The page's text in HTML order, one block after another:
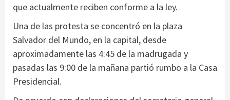
que actualmente reciben conforme a la ley.
Una de las protesta se concentró en la plaza
Salvador del Mundo, en la capital, desde
aproximadamente las 4:45 de la madrugada y
pasadas las 9:00 de la mañana partió rumbo a la Casa
Presidencial.